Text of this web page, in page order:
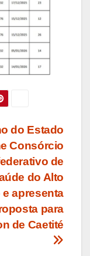
do Estado
Consórcio
de
do Alto
e apresenta
para
de Caetité